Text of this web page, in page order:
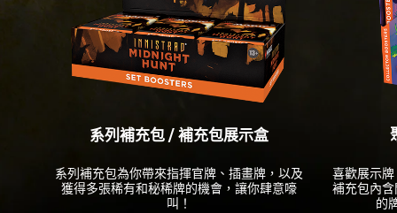
系列補充包 / 補充包展示盒
系列補充包為你帶來指揮官牌、插畫牌，以及
獲得多張稀有和秘稀牌的機會，讓你肆意嚎
叫！
喜歡展示
補充包內
的